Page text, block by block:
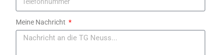
Meine Nachricht